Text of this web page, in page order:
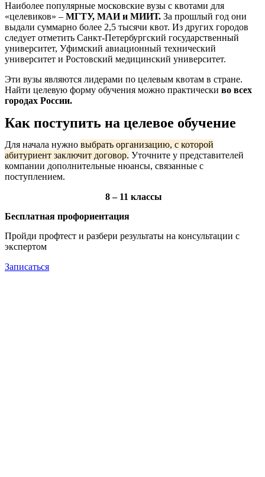
Наиболее популярные московские вузы с квотами для
«целевиков» – МГТУ, МАИ и МИИТ. За прошлый год они
выдали суммарно более 2,5 тысячи квот. Из других городов
следует отметить Санкт-Петербургский государственный
университет, Уфимский авиационный технический
университет и Ростовский медицинский университет.
Эти вузы являются лидерами по целевым квотам в стране.
Найти целевую форму обучения можно практически во всех
городах России.
Как поступить на целевое обучение
Для начала нужно выбрать организацию, с которой
абитуриент заключит договор. Уточните у представителей
компании дополнительные нюансы, связанные с
поступлением.
8 – 11 классы
Бесплатная профориентация
Пройди профтест и разбери результаты на консультации с
экспертом
Записаться